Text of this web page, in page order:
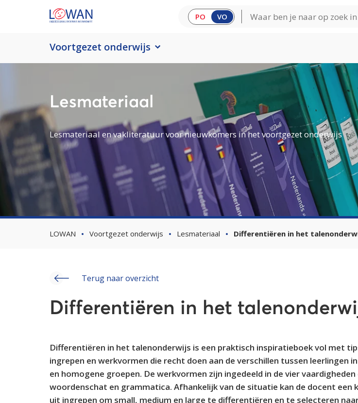
PO VO
Voortgezet onderwijs
Lesmateriaal
Lesmateriaal en vakliteratuur voor nieuwkomers in het voortgezet onderwijs
LOWAN Voortgezet onderwijs Lesmateriaal Differentiëren in het
Terug naar overzicht
Differentiëren in het
Differentiëren in het talenonderwijs is een praktisch inspiratieboek vol met
ingrepen en werkvormen die recht doen aan de verschillen tussen leerlingen
en homogene groepen. De werkvormen zijn ingedeeld in de vier vaardigheden
woordenschat en grammatica. Afhankelijk van de situatie kan de docent een
uit ingrepen om small, medium en large te differentiëren en te selecteren naar